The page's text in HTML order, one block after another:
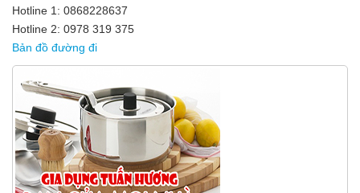
Hotline 1: 0868228637
Hotline 2: 0978 319 375
Bản đồ đường đi